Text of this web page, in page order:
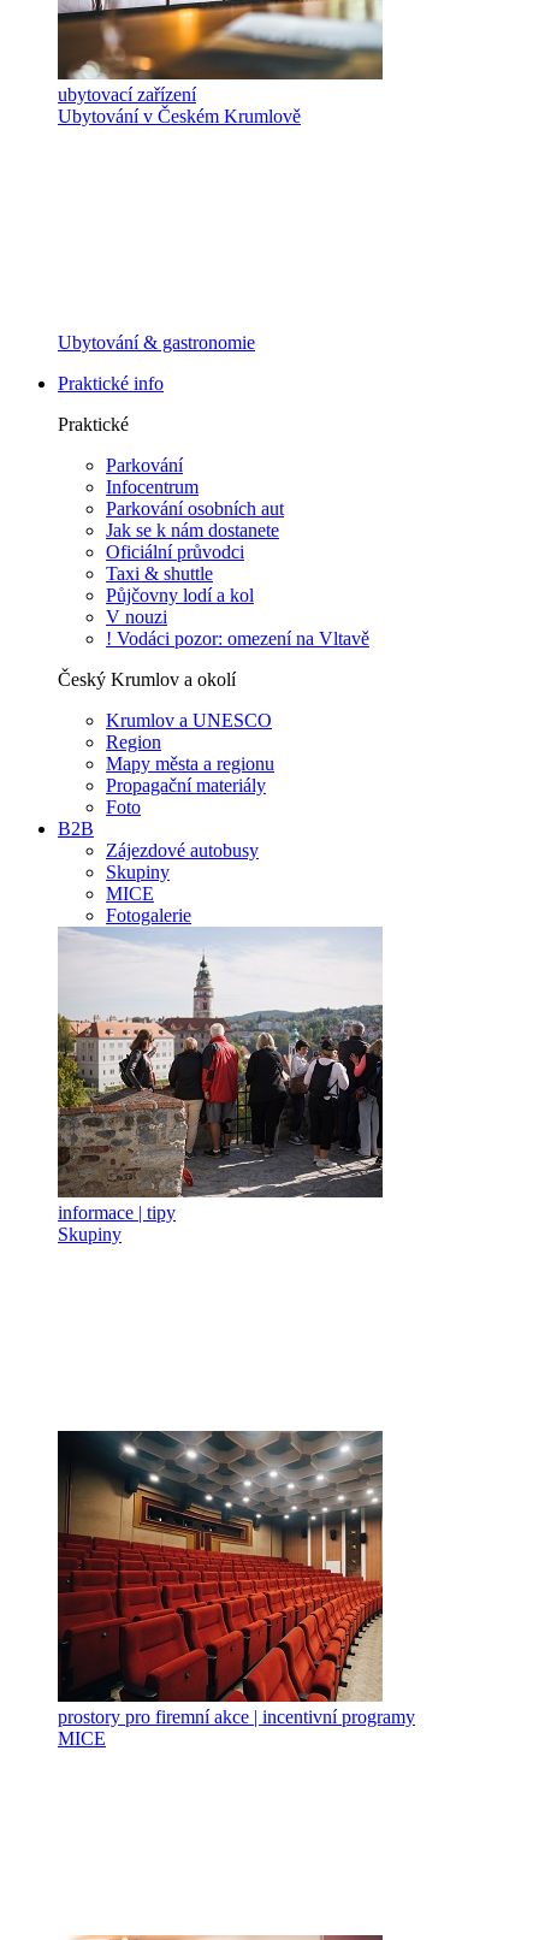
ubytovací zařízení
Ubytování v Českém Krumlově
Ubytování & gastronomie
Praktické info
Praktické
Parkování
Infocentrum
Parkování osobních aut
Jak se k nám dostanete
Oficiální průvodci
Taxi & shuttle
Půjčovny lodí a kol
V nouzi
! Vodáci pozor: omezení na Vltavě
Český Krumlov a okolí
Krumlov a UNESCO
Region
Mapy města a regionu
Propagační materiály
Foto
B2B
Zájezdové autobusy
Skupiny
MICE
Fotogalerie
informace | tipy
Skupiny
prostory pro firemní akce | incentivní programy
MICE